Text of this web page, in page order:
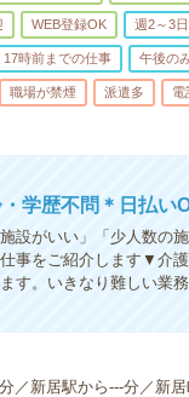
WEB登録OK 週2～3
17時前までの仕事 午後の
職場が禁煙 派遣多 電
学歴不問＊日払い
設がいい」「少人数の
事をご紹介します▼介
す。いきなり難しい業
／新居駅から---分／新